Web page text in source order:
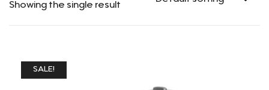
Showing the single result
SALE!